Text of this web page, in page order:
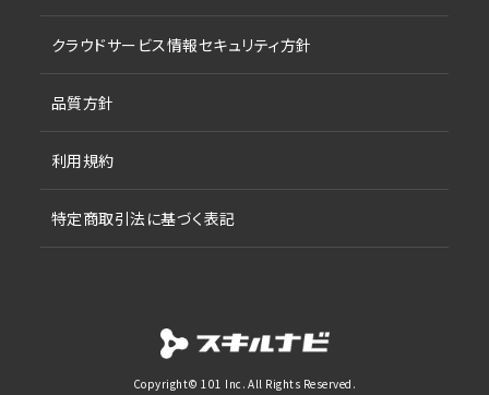
クラウドサービス情報セキュリティ方針
品質方針
利用規約
特定商取引法に基づく表記
Copyright© 101 Inc. All Rights Reserved.